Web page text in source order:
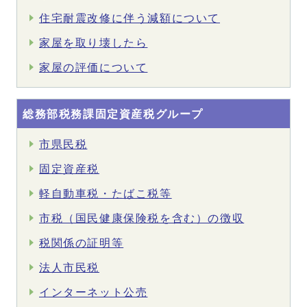
住宅耐震改修に伴う減額について
家屋を取り壊したら
家屋の評価について
総務部税務課固定資産税グループ
市県民税
固定資産税
軽自動車税・たばこ税等
市税（国民健康保険税を含む）の徴収
税関係の証明等
法人市民税
インターネット公売